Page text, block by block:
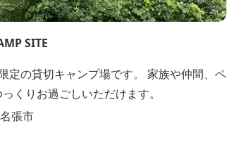
SITE
定の貸切キャンプ場です。 家族や仲間、ペ
くりお過ごしいただけます。
名張市